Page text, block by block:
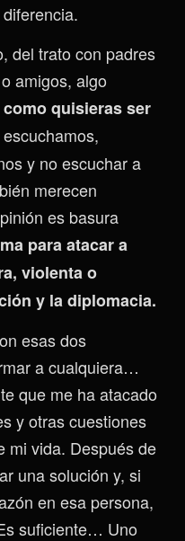
del trato con padres
amigos, algo
quisieras ser
y no escuchar a
merecen
es basura
para atacar a
violenta o
y la diplomacia.
esas dos
a cualquiera…
que me ha atacado
y otras cuestiones
mi vida. Después de
una solución y, si
en esa persona,
suficiente… Uno